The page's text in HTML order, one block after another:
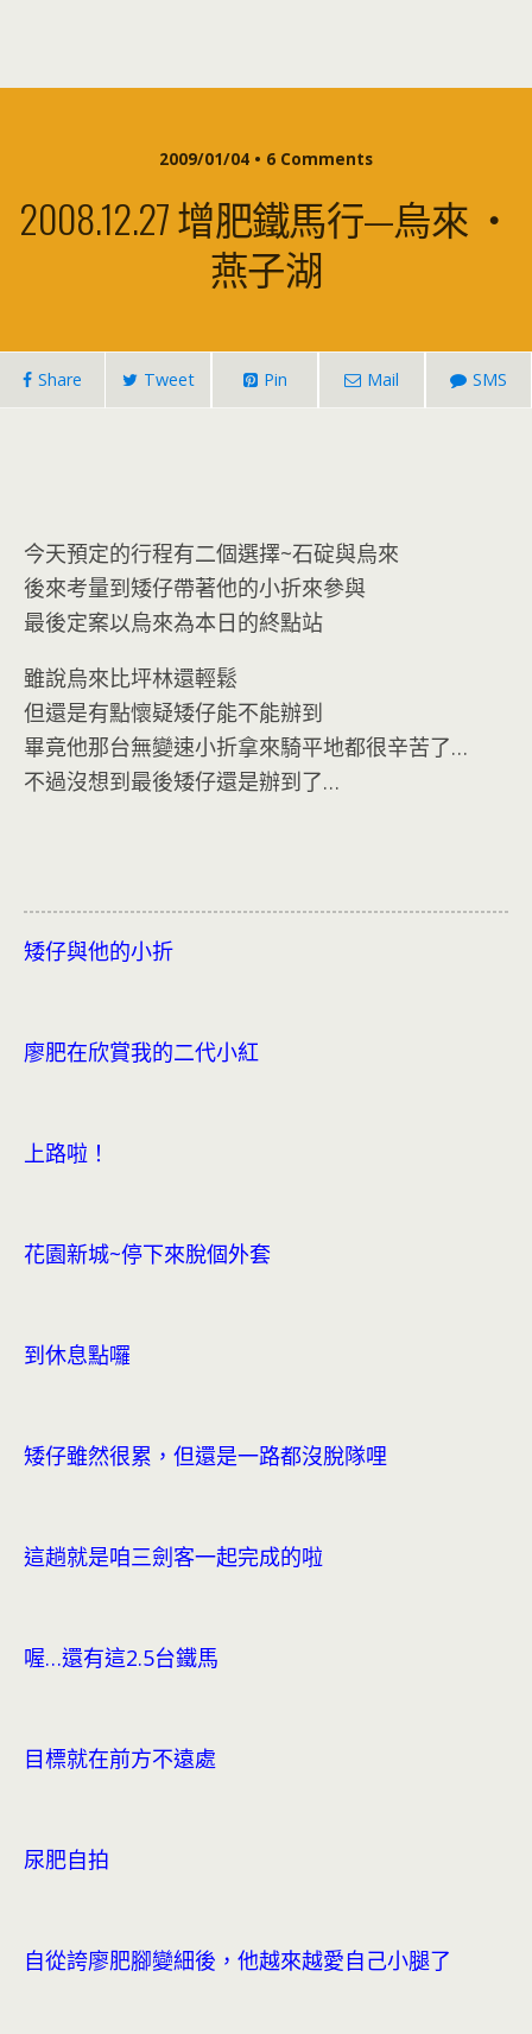
2009/01/04 • 6 Comments
2008.12.27 增肥鐵馬行—烏來 ‧
燕子湖
Share Tweet Pin Mail SMS
今天預定的行程有二個選擇~石碇與烏來
後來考量到矮仔帶著他的小折來參與
最後定案以烏來為本日的終點站
雖說烏來比坪林還輕鬆
但還是有點懷疑矮仔能不能辦到
畢竟他那台無變速小折拿來騎平地都很辛苦了…
不過沒想到最後矮仔還是辦到了…
矮仔與他的小折
廖肥在欣賞我的二代小紅
上路啦！
花園新城~停下來脫個外套
到休息點囉
矮仔雖然很累，但還是一路都沒脫隊哩
這趟就是咱三劍客一起完成的啦
喔…還有這2.5台鐵馬
目標就在前方不遠處
尿肥自拍
自從誇廖肥腳變細後，他越來越愛自己小腿了